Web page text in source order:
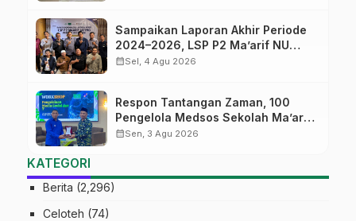
Sampaikan Laporan Akhir Periode
2024–2026, LSP P2 Ma’arif NU
Jateng Mantapkan Sinergi Link and
calendar_monthSel, 4 Agu 2026
Respon Tantangan Zaman, 100
Pengelola Medsos Sekolah Ma’arif
Pekalongan Ikuti Pelatihan Literasi
calendar_monthSen, 3 Agu 2026
KATEGORI
Berita (2,296)
Celoteh (74)